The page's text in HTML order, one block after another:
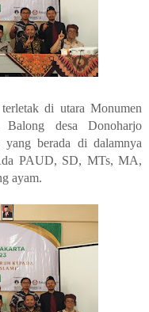
di utara Monumen
desa Donoharjo
berada di dalamnya
PAUD, SD, MTs, MA,
ayam.